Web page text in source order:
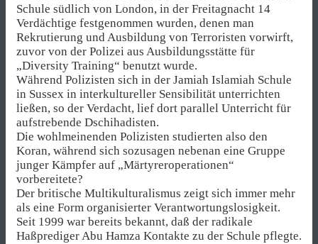
Schule südlich von London, in der Freitagnacht 14
Verdächtige festgenommen wurden, denen man
Rekrutierung und Ausbildung von Terroristen vorwirft,
zuvor von der Polizei aus Ausbildungsstätte für
„Diversity Training“ benutzt wurde.
Während Polizisten sich in der Jamiah Islamiah Schule
in Sussex in interkultureller Sensibilität unterrichten
ließen, so der Verdacht, lief dort parallel Unterricht für
aufstrebende Dschihadisten.
Die wohlmeinenden Polizisten studierten also den
Koran, während sich sozusagen nebenan eine Gruppe
junger Kämpfer auf „Märtyreroperationen“
vorbereitete?
Der britische Multikulturalismus zeigt sich immer mehr
als eine Form organisierter Verantwortungslosigkeit.
Seit 1999 war bereits bekannt, daß der radikale
Haßprediger Abu Hamza Kontakte zu der Schule pflegte.